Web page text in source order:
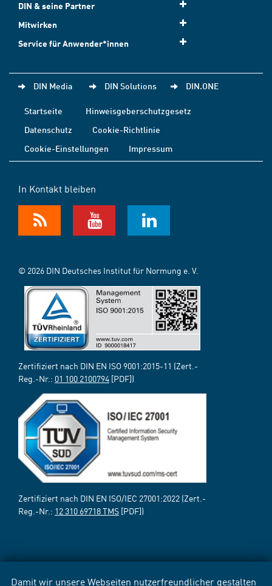
Damit wir unsere Webseiten nutzerfreundlicher gestalten
DIN & seine Partner
Mitwirken
Service für Anwender*innen
DIN Media DIN Solutions DIN.ONE
Startseite
Hinweisgeberschutzgesetz
Datenschutz
Cookie-Richtlinie
Cookie-Einstellungen
Impressum
In Kontakt bleiben
© 2026 DIN Deutsches Institut für Normung e. V.
Zertifiziert nach DIN EN ISO 9001:2015-11 (Zert.-
Reg.-Nr.: 01 100 2100794 [PDF])
Zertifiziert nach DIN EN ISO/IEC 27001:2022 (Zert.-
Reg.-Nr.: 12 310 69718 TMS [PDF])